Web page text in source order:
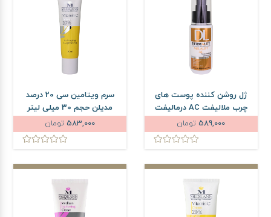
ژل روشن کننده پوست های
چرب ملالیفت AC درمالیفت
حجم 50 میلی لیتر
589,000 تومان
سرم ویتامین سی 20 درصد
مدیلن حجم 30 میلی لیتر
583,000 تومان